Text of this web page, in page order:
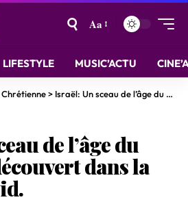
Aa
LIFESTYLE MUSIC’ACTU
Chrétienne> Israël: Un sceau de l’âge du temple est découvert dans la ville de David.
de l’âge du
dans la